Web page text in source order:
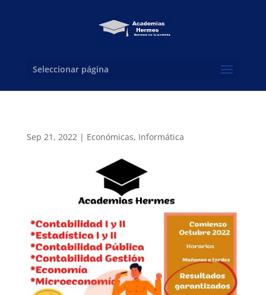
Seleccionar página
Sep 21, 2022| Económicas, Informática